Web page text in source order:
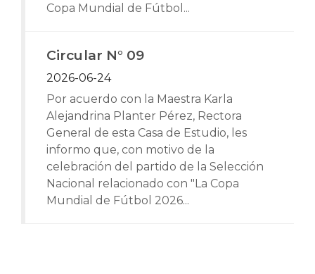
Copa Mundial de Fútbol...
Circular N° 09
2026-06-24
Por acuerdo con la Maestra Karla
Alejandrina Planter Pérez, Rectora
General de esta Casa de Estudio, les
informo que, con motivo de la
celebración del partido de la Selección
Nacional relacionado con "La Copa
Mundial de Fútbol 2026...